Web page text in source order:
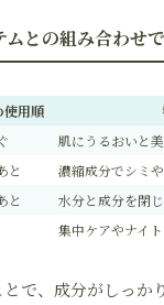
との組み合わせ
使用順
肌にうるおいと
と
濃縮成分でシミ
と
水分と成分を閉
集中ケアやナイ
で、成分がしっか